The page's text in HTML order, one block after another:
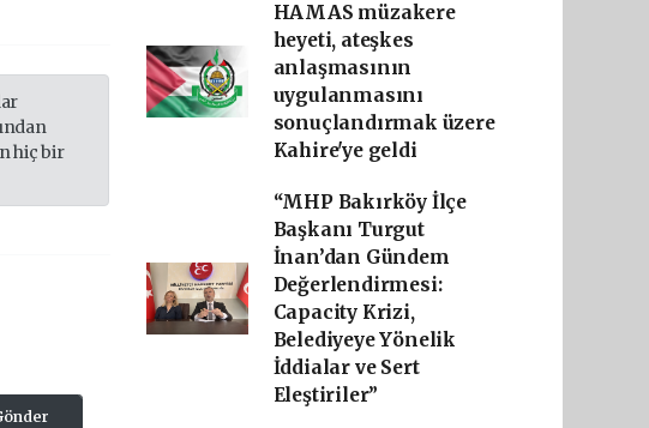
hiç bir
HAMAS müzakere
heyeti, ateşkes
anlaşmasının
uygulanmasını
sonuçlandırmak üzere
Kahire'ye geldi
“MHP Bakırköy İlçe
Başkanı Turgut
İnan’dan Gündem
Değerlendirmesi:
Capacity Krizi,
Belediyeye Yönelik
İddialar ve Sert
Eleştiriler”